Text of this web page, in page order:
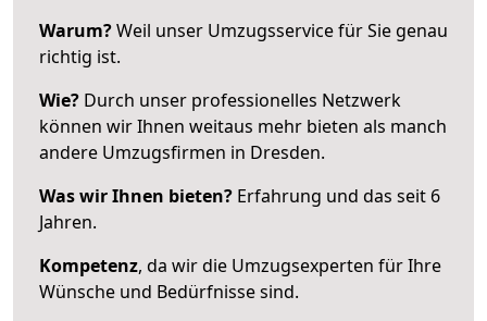
Warum?Weil unser Umzugsservice für Sie genau
richtig ist.
Wie? Durch unser professionelles Netzwerk
können wir Ihnen weitaus mehr bieten als manch
andere Umzugsfirmen in Dresden.
Was wir Ihnen bieten? Erfahrung und das seit 6
Jahren.
Kompetenz, da wir die Umzugsexperten für Ihre
Wünsche und Bedürfnisse sind.